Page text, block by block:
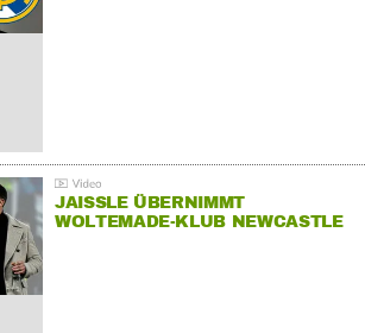
JAISSLE ÜBERNIMMT
WOLTEMADE-KLUB NEWCASTLE